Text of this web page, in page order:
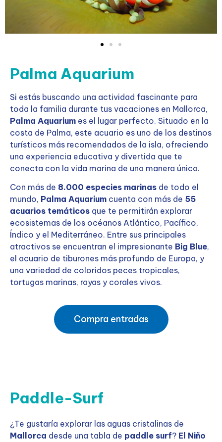
Palma Aquarium
Si estás buscando una actividad fascinante para
toda la familia durante tus vacaciones en Mallorca,
Palma Aquarium es el lugar perfecto. Situado en la
costa de Palma, este acuario es uno de los destinos
turísticos más recomendados de la isla, ofreciendo
una experiencia educativa y divertida que te
conecta con la vida marina de una manera única.
Con más de 8.000 especies marinas de todo el
mundo, Palma Aquarium cuenta con más de 55
acuarios temáticos que te permitirán explorar
ecosistemas de los océanos Atlántico, Pacífico,
Índico y el Mediterráneo. Entre sus principales
atractivos se encuentran el impresionante Big Blue,
el acuario de tiburones más profundo de Europa, y
una variedad de coloridos peces tropicales,
tortugas marinas, rayas y corales vivos.
Compra entradas
Paddle-Surf
¿Te gustaría explorar las aguas cristalinas de
Mallorca desde una tabla de paddle surf? El Niño